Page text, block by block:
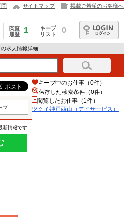
問 サイトマップ 掲載ご希望のお客様へ
閲覧
履歴
1
キープ
リスト
0
ログイン
求人情報詳細
プ
新情報です
キープ中のお仕事（0件）
保存した検索条件（0件）
閲覧したお仕事（1件）
ツクイ神戸西山（デイサービス）